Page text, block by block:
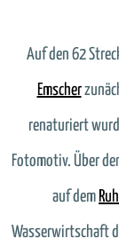
Auf den 62
Emscher
renaturiert
Fotomotiv. Über
auf dem
Wasserwirtschaft